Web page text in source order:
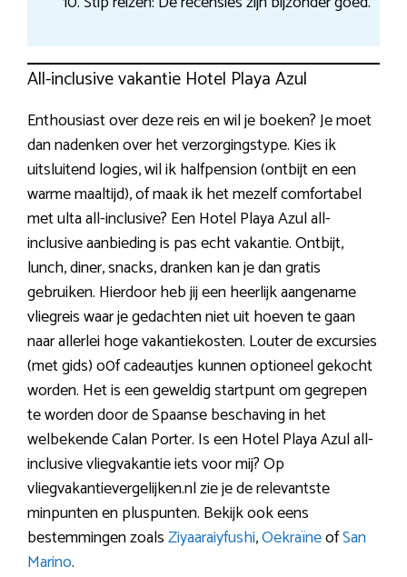
All-inclusive vakantie Hotel Playa Azul
Enthousiast over deze reis en wil je boeken? Je moet
dan nadenken over het verzorgingstype. Kies ik
uitsluitend logies, wil ik halfpension (ontbijt en een
warme maaltijd), of maak ik het mezelf comfortabel
met ulta all-inclusive? Een Hotel Playa Azul all-
inclusive aanbieding is pas echt vakantie. Ontbijt,
lunch, diner, snacks, dranken kan je dan gratis
gebruiken. Hierdoor heb jij een heerlijk aangename
vliegreis waar je gedachten niet uit hoeven te gaan
naar allerlei hoge vakantiekosten. Louter de excursies
(met gids) o0f cadeautjes kunnen optioneel gekocht
worden. Het is een geweldig startpunt om gegrepen
te worden door de Spaanse beschaving in het
welbekende Calan Porter. Is een Hotel Playa Azul all-
inclusive vliegvakantie iets voor mij? Op
vliegvakantievergelijken.nl zie je de relevantste
minpunten en pluspunten. Bekijk ook eens
bestemmingen zoalsZiyaaraiyfushi,OekraïneofSan
Marino.